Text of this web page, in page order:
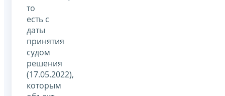
то
есть с
даты
принятия
судом
решения
(17.05.2022),
которым